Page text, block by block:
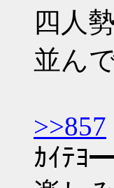
四人
並ん
>>857
ｶｲﾃ